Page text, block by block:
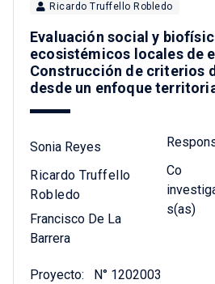
Ricardo Truffello Robledo
Evaluación social y
ecosistémicos locales de
Construcción de criterios
desde un enfoque
Sonia Reyes
Ricardo Truffello
Robledo
Francisco De La
Barrera
Co
s(as)
Proyecto:
N° 1202003